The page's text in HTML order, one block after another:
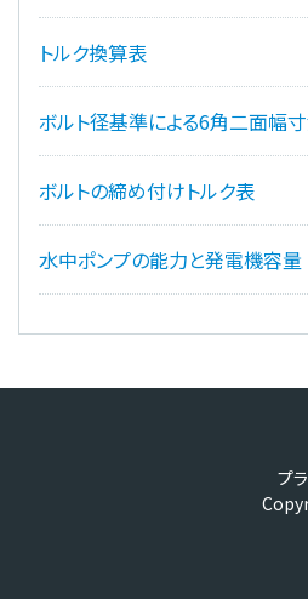
トルク換算表
ボルト径基準による6角二面幅
ボルトの締め付けトルク表
水中ポンプの能力と発電機容量
プ